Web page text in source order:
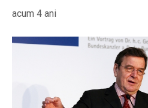
acum 4 ani